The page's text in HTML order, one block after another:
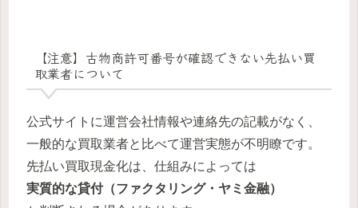
【注意】古物商許可番号が確認できない先払い買
取業者について
公式サイトに運営会社情報や連絡先の記載がなく、
一般的な買取業者と比べて運営実態が不明瞭です。
先払い買取現金化は、仕組みによっては
実質的な貸付（ファクタリング・ヤミ金融）